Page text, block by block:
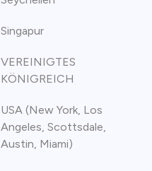
Singapur
VEREINIGTES
KÖNIGREICH
USA (New York, Los
Angeles, Scottsdale,
Austin, Miami)